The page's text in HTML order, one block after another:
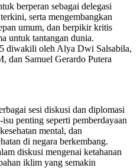
berperan sebagai delegasi
serta mengembangkan
umum, dan berpikir kritis
untuk tantangan dunia.
diwakili oleh Alya Dwi Salsabila,
Samuel Gerardo Putera
sesi diskusi dan diplomasi
penting seperti pemberdayaan
mental, dan
di negara berkembang.
diskusi mengenai ketahanan
iklim yang semakin